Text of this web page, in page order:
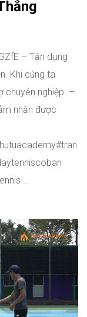
– Tận dụng
Khi cúng ta
chuyên nghiệp. –
nhận được
…
Thẳng